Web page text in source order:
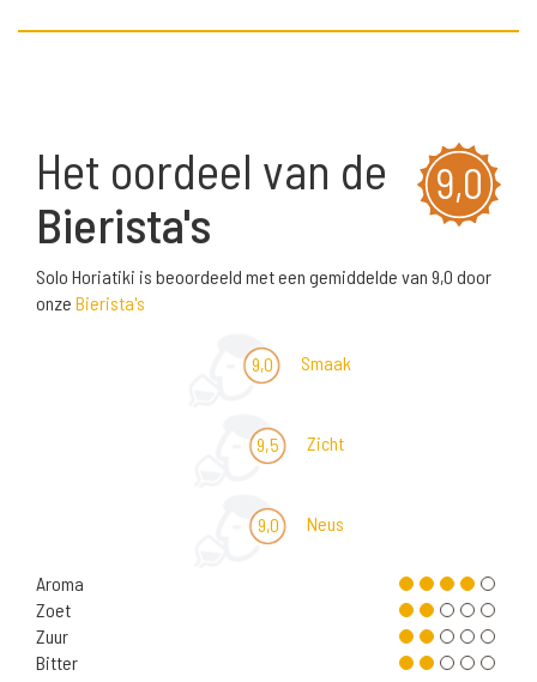
9,0
Het oordeel van de
Bierista's
Solo Horiatiki is beoordeeld met een gemiddelde van 9,0 door
onze Bierista's
9,0 Smaak
9,5 Zicht
9,0 Neus
Aroma
Zoet
Zuur
Bitter